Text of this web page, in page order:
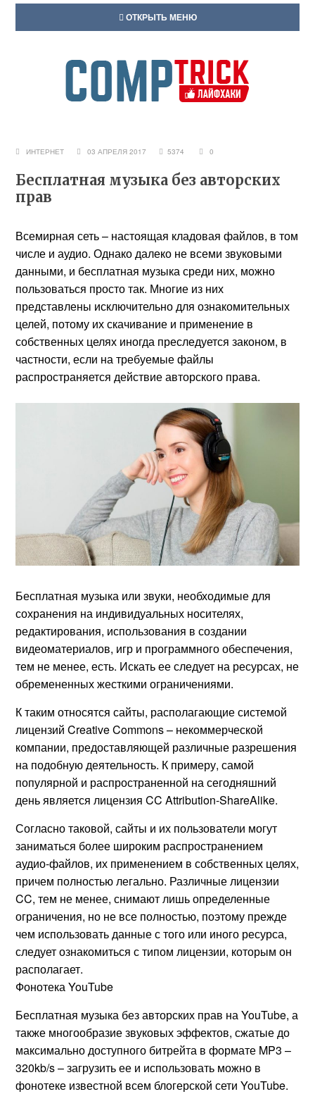
ОТКРЫТЬ МЕНЮ
ИНТЕРНЕТ 03 АПРЕЛЯ 2017 5374 0
Бесплатная музыка без авторских
прав
Всемирная сеть – настоящая кладовая файлов, в том
числе и аудио. Однако далеко не всеми звуковыми
данными, и бесплатная музыка среди них, можно
пользоваться просто так. Многие из них
представлены исключительно для ознакомительных
целей, потому их скачивание и применение в
собственных целях иногда преследуется законом, в
частности, если на требуемые файлы
распространяется действие авторского права.
Бесплатная музыка или звуки, необходимые для
сохранения на индивидуальных носителях,
редактирования, использования в создании
видеоматериалов, игр и программного обеспечения,
тем не менее, есть. Искать ее следует на ресурсах, не
обремененных жесткими ограничениями.
К таким относятся сайты, располагающие системой
лицензий Creative Commons – некоммерческой
компании, предоставляющей различные разрешения
на подобную деятельность. К примеру, самой
популярной и распространенной на сегодняшний
день является лицензия CC Attribution-ShareAlike.
Согласно таковой, сайты и их пользователи могут
заниматься более широким распространением
аудио-файлов, их применением в собственных целях,
причем полностью легально. Различные лицензии
CC, тем не менее, снимают лишь определенные
ограничения, но не все полностью, поэтому прежде
чем использовать данные с того или иного ресурса,
следует ознакомиться с типом лицензии, которым он
располагает.
Фонотека YouTube
Бесплатная музыка без авторских прав на YouTube, а
также многообразие звуковых эффектов, сжатые до
максимально доступного битрейта в формате MP3 –
320kb/s – загрузить ее и использовать можно в
фонотеке известной всем блогерской сети YouTube.